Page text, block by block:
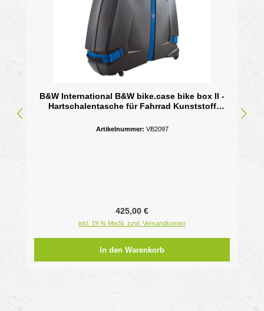
B&W International B&W bike.case bike box II -
Hartschalentasche für Fahrrad Kunststoff
Artikelnummer: VB2097
Regulärer Preis:
425,00 €
inkl. 19 % MwSt. zzgl. Versandkosten
In den Warenkorb